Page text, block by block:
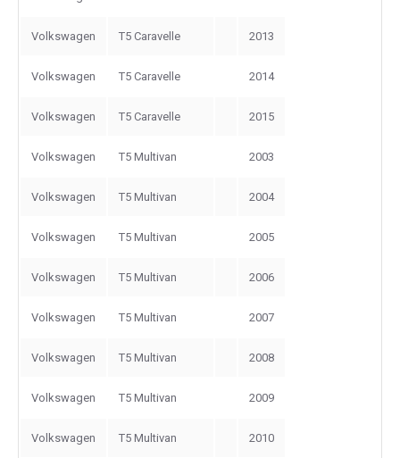
Volkswagen T5 Caravelle 2013
Volkswagen T5 Caravelle 2014
Volkswagen T5 Caravelle 2015
Volkswagen T5 Multivan 2003
Volkswagen T5 Multivan 2004
Volkswagen T5 Multivan 2005
Volkswagen T5 Multivan 2006
Volkswagen T5 Multivan 2007
Volkswagen T5 Multivan 2008
Volkswagen T5 Multivan 2009
Volkswagen T5 Multivan 2010